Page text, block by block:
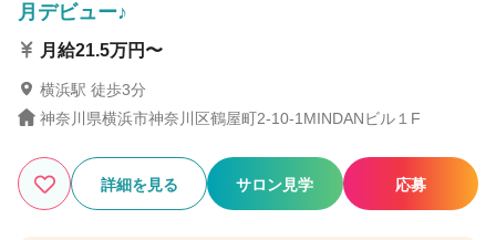
月デビュー♪
月給21.5万円〜
横浜駅 徒歩3分
神奈川県横浜市神奈川区鶴屋町2-10-1MINDANビル１F
詳細を見る サロン見学 応募